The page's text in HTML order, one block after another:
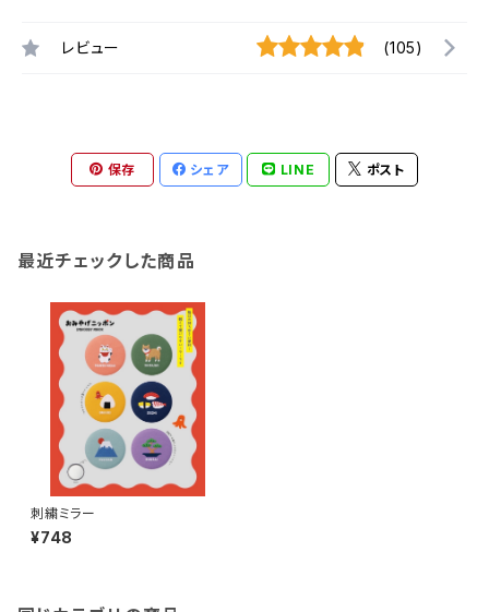
レビュー (105)
保存 シェア LINE ポスト
最近チェックした商品
刺繍ミラー
¥748